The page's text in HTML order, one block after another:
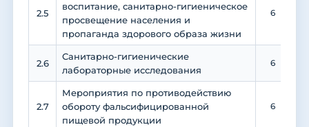
2.5
воспитание, санитарно-гигиеническое
просвещение населения и
пропаганда здорового образа жизни
6
2.6
Санитарно-гигиенические
лабораторные исследования
6
2.7
Мероприятия по противодействию
обороту фальсифицированной
пищевой продукции
6